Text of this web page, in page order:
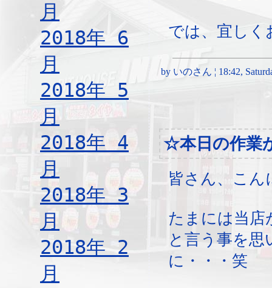
月
2018年 6
月
2018年 5
月
2018年 4
月
2018年 3
月
2018年 2
月
では、宜しく
by いのさん ¦ 18:42,
☆本日の作
皆さん、こん
たまには当店
と言う事を思
に・・・笑